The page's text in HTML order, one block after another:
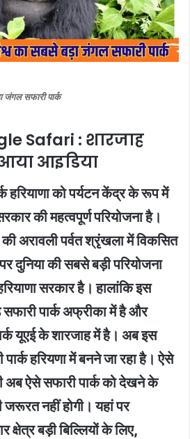
जंगल सफारी पार्क
Safari : शारजाह
आइडिया
हरियाणा को पर्यटन केंद्र के रूप में
की महत्वपूर्ण परियोजना है।
अरावली पर्वत श्रृंखला में विकसित
दुनिया की सबसे बड़ी परियोजना
सरकार है। हालांकि इस
पार्क अफ्रीका में है और
यूएई के शारजाह में है। अब इस
हरियणा में बनने जा रहा है। ऐसे
अब ऐसे सफारी पार्क को देखने के
नहीं होगी। यहां पर
क्षेत्र बड़ी बिल्लियों के लिए,